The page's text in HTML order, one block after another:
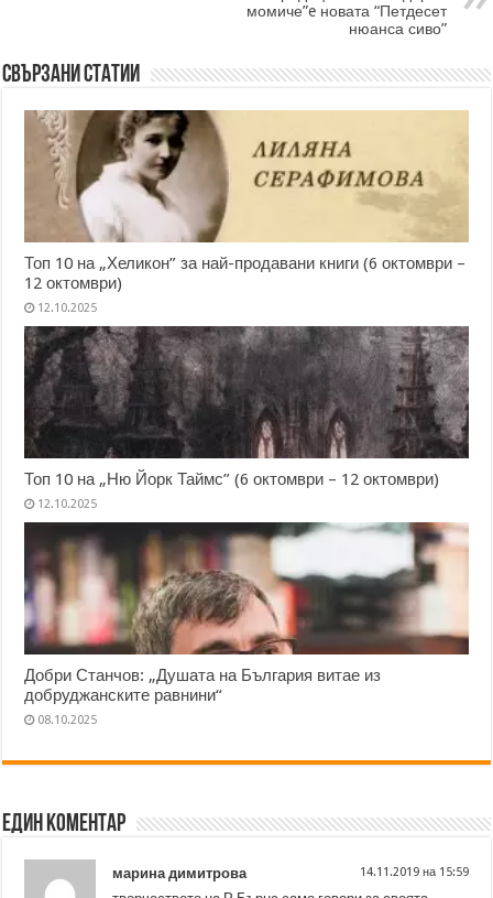
момиче”e новата “Петдесет
нюанса сиво”
Свързани статии
Топ 10 на „Хеликон” за най-продавани книги (6 октомври –
12 октомври)
12.10.2025
Топ 10 на „Ню Йорк Таймс” (6 октомври – 12 октомври)
12.10.2025
Добри Станчов: „Душата на България витае из
добруджанските равнини“
08.10.2025
Един коментар
марина димитрова 14.11.2019 на 15:59